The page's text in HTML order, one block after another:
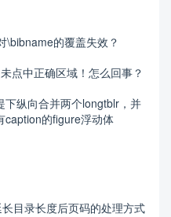
\bibname的覆盖失效？
点中正确区域！怎么回事？
下纵向合并两个longtblr，并
caption的figure浮动体
目录长度后页码的处理方式